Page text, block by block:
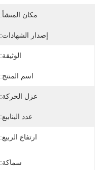
مكان المنشأ:
إصدار الشهادات:
الوثيقة:
اسم المنتج:
عزل الحركة:
عدد الينابيع:
ارتفاع الربيع:
سماكة: